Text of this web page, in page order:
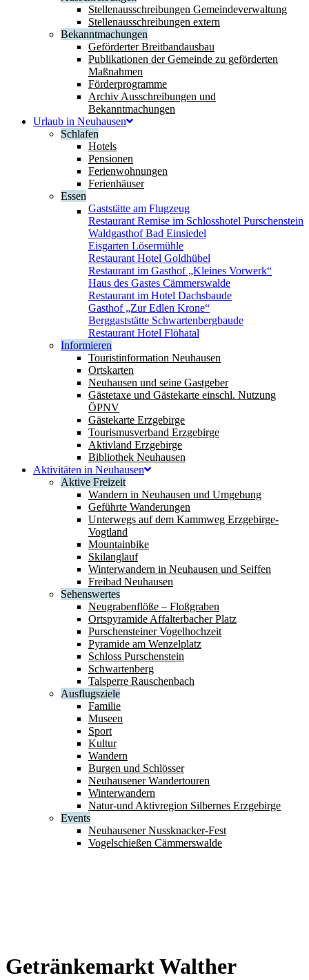
Stellenausschreibungen Gemeindeverwaltung
Stellenausschreibungen extern
Bekanntmachungen
Geförderter Breitbandausbau
Publikationen der Gemeinde zu geförderten
Maßnahmen
Förderprogramme
Archiv Ausschreibungen und
Bekanntmachungen
Urlaub in Neuhausen
Schlafen
Hotels
Pensionen
Ferienwohnungen
Ferienhäuser
Essen
Gaststätte am Flugzeug
Restaurant Remise im Schlosshotel Purschenstein
Waldgasthof Bad Einsiedel
Eisgarten Lösermühle
Restaurant Hotel Goldhübel
Restaurant im Gasthof „Kleines Vorwerk“
Haus des Gastes Cämmerswalde
Restaurant im Hotel Dachsbaude
Gasthof „Zur Edlen Krone“
Berggaststätte Schwartenbergbaude
Restaurant Hotel Flöhatal
Informieren
Touristinformation Neuhausen
Ortskarten
Neuhausen und seine Gastgeber
Gästetaxe und Gästekarte einschl. Nutzung
ÖPNV
Gästekarte Erzgebirge
Tourismusverband Erzgebirge
Aktivland Erzgebirge
Bibliothek Neuhausen
Aktivitäten in Neuhausen
Aktive Freizeit
Wandern in Neuhausen und Umgebung
Geführte Wanderungen
Unterwegs auf dem Kammweg Erzgebirge-
Vogtland
Mountainbike
Skilanglauf
Winterwandern in Neuhausen und Seiffen
Freibad Neuhausen
Sehenswertes
Neugrabenflöße – Floßgraben
Ortspyramide Affalterbacher Platz
Purschensteiner Vogelhochzeit
Pyramide am Wenzelplatz
Schloss Purschenstein
Schwartenberg
Talsperre Rauschenbach
Ausflugsziele
Familie
Museen
Sport
Kultur
Wandern
Burgen und Schlösser
Neuhausener Wandertouren
Winterwandern
Natur-und Aktivregion Silbernes Erzgebirge
Events
Neuhausener Nussknacker-Fest
Vogelschießen Cämmerswalde
Getränkemarkt Walther